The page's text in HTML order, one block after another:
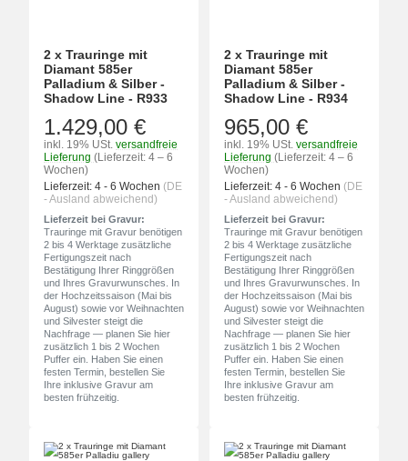
2 x Trauringe mit
Diamant 585er
Palladium & Silber -
Shadow Line - R933
1.429,00 €
inkl. 19% USt. versandfreie
Lieferung (Lieferzeit: 4 – 6
Wochen)
Lieferzeit: 4 - 6 Wochen (DE
- Ausland abweichend)
Lieferzeit bei Gravur:
Trauringe mit Gravur benötigen
2 bis 4 Werktage zusätzliche
Fertigungszeit nach
Bestätigung Ihrer Ringgrößen
und Ihres Gravurwunsches. In
der Hochzeitssaison (Mai bis
August) sowie vor Weihnachten
und Silvester steigt die
Nachfrage — planen Sie hier
zusätzlich 1 bis 2 Wochen
Puffer ein. Haben Sie einen
festen Termin, bestellen Sie
Ihre inklusive Gravur am
besten frühzeitig.
2 x Trauringe mit
Diamant 585er
Palladium & Silber -
Shadow Line - R934
965,00 €
inkl. 19% USt. versandfreie
Lieferung (Lieferzeit: 4 – 6
Wochen)
Lieferzeit: 4 - 6 Wochen (DE
- Ausland abweichend)
Lieferzeit bei Gravur:
Trauringe mit Gravur benötigen
2 bis 4 Werktage zusätzliche
Fertigungszeit nach
Bestätigung Ihrer Ringgrößen
und Ihres Gravurwunsches. In
der Hochzeitssaison (Mai bis
August) sowie vor Weihnachten
und Silvester steigt die
Nachfrage — planen Sie hier
zusätzlich 1 bis 2 Wochen
Puffer ein. Haben Sie einen
festen Termin, bestellen Sie
Ihre inklusive Gravur am
besten frühzeitig.